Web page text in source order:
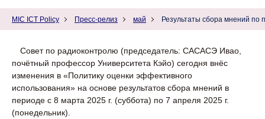
MIC ICT Policy Пресс-релиз май Результаты сбора мнений по
Совет по радиоконтролю (председатель: САСАСЭ Ивао,
почётный профессор Университета Кэйо) сегодня внёс
изменения в «Политику оценки эффективного
использования» на основе результатов сбора мнений в
периоде с 8 марта 2025 г. (суббота) по 7 апреля 2025 г.
(понедельник).